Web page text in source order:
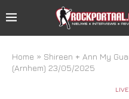
Home » Shireen + Ann My
(Arnhem) 23/05/2025